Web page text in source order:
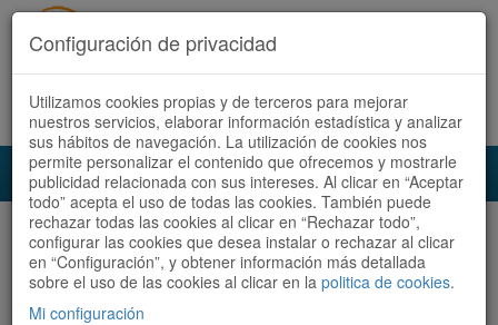
Accedeix Registra't ara Español Català
Audioruta Totes les rutes
Totes les rutes Ordenar per: Més recents / Dificultat
Configuración de privacidad
Utilizamos cookies propias y de terceros para mejorar
nuestros servicios, elaborar información estadística y analizar
sus hábitos de navegación. La utilización de cookies nos
permite personalizar el contenido que ofrecemos y mostrarle
publicidad relacionada con sus intereses. Al clicar en “Aceptar
todo” acepta el uso de todas las cookies. También puede
rechazar todas las cookies al clicar en “Rechazar todo”,
configurar las cookies que desea instalar o rechazar al clicar
en “Configuración”, y obtener información más detallada
sobre el uso de las cookies al clicar en la politica de cookies.
Mi configuración